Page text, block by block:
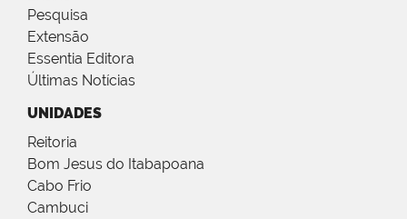
Pesquisa
Extensão
Essentia Editora
Últimas Notícias
UNIDADES
Reitoria
Bom Jesus do Itabapoana
Cabo Frio
Cambuci